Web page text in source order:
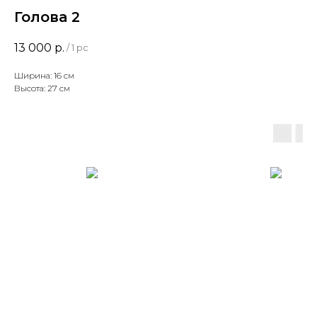
Голова 2
13 000 р. / 1 pc
Ширина: 16 см
Высота: 27 см